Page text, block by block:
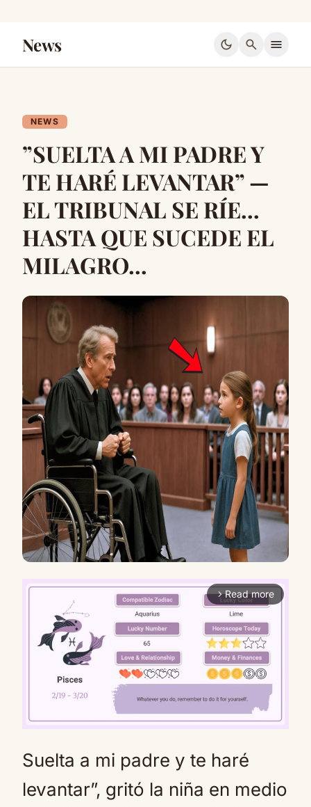
News dark_mode search menu
NEWS
”SUELTA A MI PADRE Y
TE HARÉ LEVANTAR” —
EL TRIBUNAL SE RÍE…
HASTA QUE SUCEDE EL
MILAGRO…
arrow_forward_ios Read more
Mute
Suelta a mi padre y te haré
levantar”, gritó la niña en medio